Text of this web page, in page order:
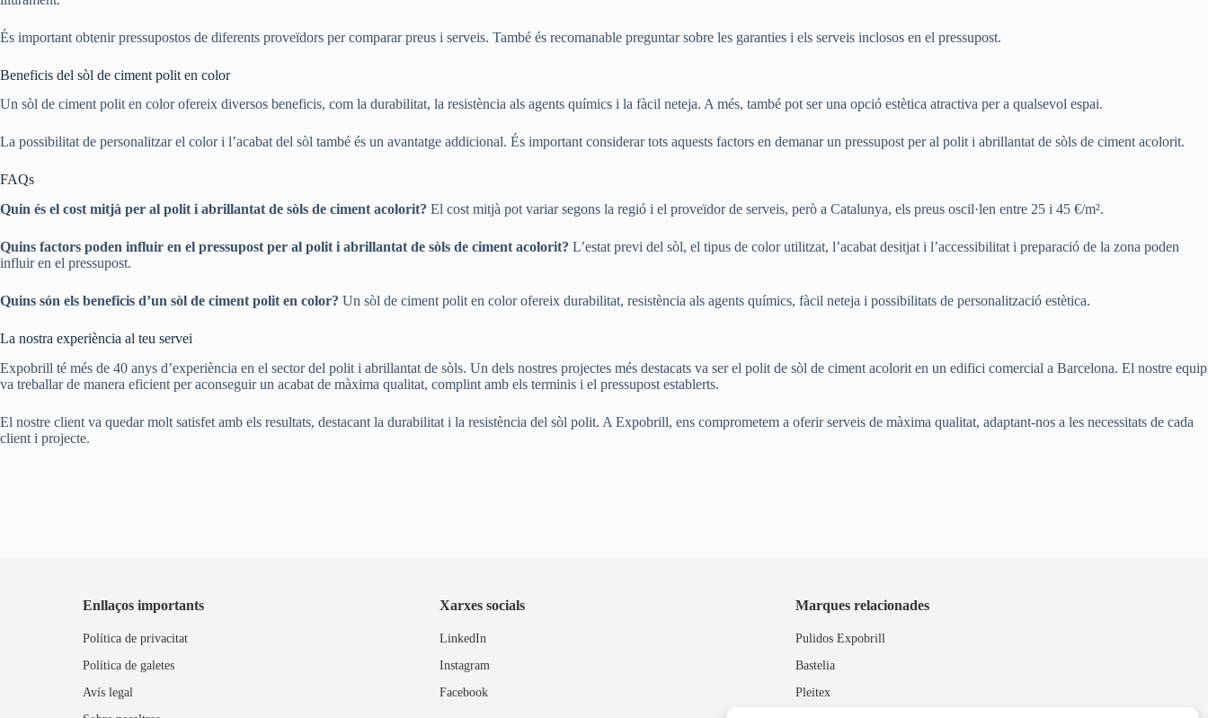
És important obtenir pressupostos de diferents proveïdors per comparar preus i serveis. També és recomanable preguntar sobre les garanties i els serveis inclosos en el pressupost.
Beneficis del sòl de ciment polit en color
Un sòl de ciment polit en color ofereix diversos beneficis, com la durabilitat, la resistència als agents químics i la fàcil neteja. A més, també pot ser una opció estètica atractiva per a qualsevol espai.
La possibilitat de personalitzar el color i l’acabat del sòl també és un avantatge addicional. És important considerar tots aquests factors en demanar un pressupost per al polit i abrillantat de sòls de ciment acolorit.
FAQs
Quin és el cost mitjà per al polit i abrillantat de sòls de ciment acolorit? El cost mitjà pot variar segons la regió i el proveïdor de serveis, però a Catalunya, els preus oscil·len entre 25 i 45 €/m².
Quins factors poden influir en el pressupost per al polit i abrillantat de sòls de ciment acolorit? L’estat previ del sòl, el tipus de color utilitzat, l’acabat desitjat i l’accessibilitat i preparació de la zona poden
influir en el pressupost.
Quins són els beneficis d’un sòl de ciment polit en color? Un sòl de ciment polit en color ofereix durabilitat, resistència als agents químics, fàcil neteja i possibilitats de personalització estètica.
La nostra experiència al teu servei
Expobrill té més de 40 anys d’experiència en el sector del polit i abrillantat de sòls. Un dels nostres projectes més destacats va ser el polit de sòl de ciment acolorit en un edifici comercial a Barcelona. El nostre equip
va treballar de manera eficient per aconseguir un acabat de màxima qualitat, complint amb els terminis i el pressupost establerts.
El nostre client va quedar molt satisfet amb els resultats, destacant la durabilitat i la resistència del sòl polit. A Expobrill, ens comprometem a oferir serveis de màxima qualitat, adaptant-nos a les necessitats de cada
client i projecte.
Enllaços importants
Política de privacitat
Política de galetes
Avís legal
Xarxes socials
LinkedIn
Instagram
Facebook
Marques relacionades
Pulidos Expobrill
Bastelia
Pleitex